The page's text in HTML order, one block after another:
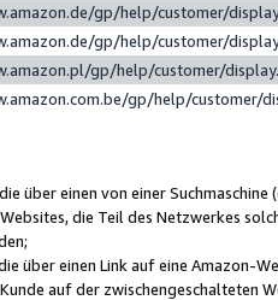
gp/help/customer/
gp/help/customer/
gp/help/customer/
gp/help/customer/
über einen von einer
die Teil des Netzwerkes
über einen Link auf eine Amazon-
auf der zwischengeschalteten